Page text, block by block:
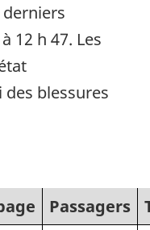
derniers
12 h 47. Les
blessures
Passagers